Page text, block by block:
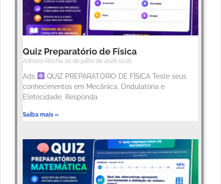
Quiz Preparatório de Física
Adriano Rocha 20 de julho de 2026 10:26
Ads
QUIZ PREPARATÓRIO DE FÍSICA Teste seus
conhecimentos em Mecânica, Ondulatória e
Eletricidade. Responda
Saiba mais »